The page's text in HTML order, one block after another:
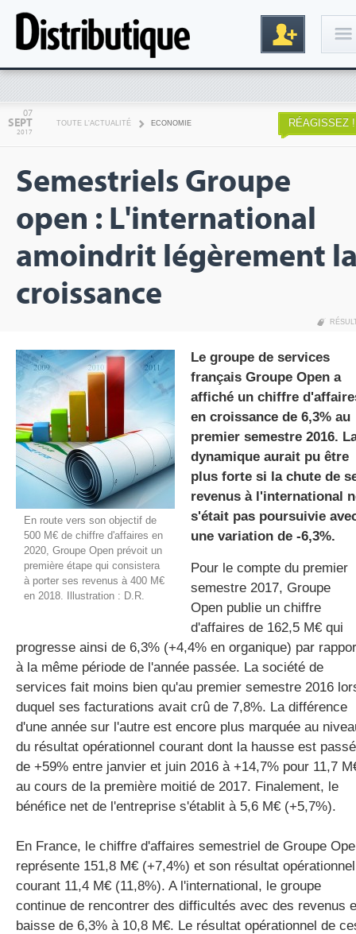
Inscription
gratuite
07
SEPT
2017
TOUTE L'ACTUALITÉ ECONOMIE RÉAGISSEZ !
Semestriels Groupe
open : L'international
amoindrit légèrement
croissance
En route vers son objectif de
500 M€ de chiffre d'affaires en
2020, Groupe Open prévoit un
première étape qui consistera
à porter ses revenus à 400 M€
en 2018. Illustration : D.R.
Le groupe de services
français Groupe Open a
affiché un chiffre
en croissance de 6,3% au
premier semestre 2016.
dynamique aurait pu être
plus forte si la chute de
revenus à l'international
s'était pas poursuivie
une variation de -6,3%.
Pour le compte du premier
semestre 2017, Groupe
Open publie un chiffre
d'affaires de 162,5 M€ qui
progresse ainsi de 6,3% (+4,4% en organique) par
à la même période de l'année passée. La société de
services fait moins bien qu'au premier semestre 2016
duquel ses facturations avait crû de 7,8%. La différence
d'une année sur l'autre est encore plus marquée au
du résultat opérationnel courant dont la hausse est
de +59% entre janvier et juin 2016 à +14,7% pour 11,7
au cours de la première moitié de 2017. Finalement, le
bénéfice net de l'entreprise s'établit à 5,6 M€ (+5,7%).
En France, le chiffre d'affaires semestriel de Groupe
représente 151,8 M€ (+7,4%) et son résultat opérationnel
courant 11,4 M€ (11,8%). A l'international, le groupe
continue de rencontrer des difficultés avec des revenus
baisse de 6,3% à 10,8 M€. Le résultat opérationnel de